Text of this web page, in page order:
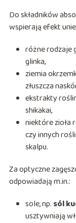
Do składników
wspierają efekt
różne rodzaje
glinka,
ziemia
złuszcza
ekstrakty
shikakai,
niektóre zioła
czy innych
skalpu.
Za optyczne
odpowiadają m.in.:
sole, np. sól
usztywniają